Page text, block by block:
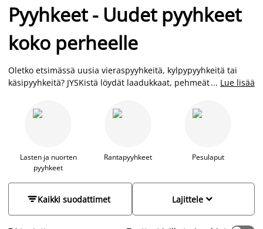
Pyyhkeet - Uudet pyyhkeet
koko perheelle
Oletko etsimässä uusia vieraspyyhkeitä, kylpypyyhkeitä tai
käsipyyhkeitä? JYSKistä löydät laadukkaat, pehmeät pyyhkeet
ihanan pehmeä ja lämmittävä suihkun tai kylvyn jälkeen, kun
taas vohvelikankainen pyyhe on kevyt ja imukykyinen. Uudet
vaaleanpunainen, harmaa, punainen, valkoinen ja beige, jotka
voi helposti yhdistellä kylpyhuoneen mattojen ja tarvikkeiden
kanssa harmonisen kokonaisuuden luomiseksi. Pyyhkeet ovat
myös mainio lahjaidea. Lapsille löytyy hauskoja pyyhkeitä,
joissa on suosikkihahmoja.
... Lue lisää
Lasten ja nuorten
pyyhkeet
Rantapyyhkeet Pesulaput
Kaikki suodattimet 
Lajittele